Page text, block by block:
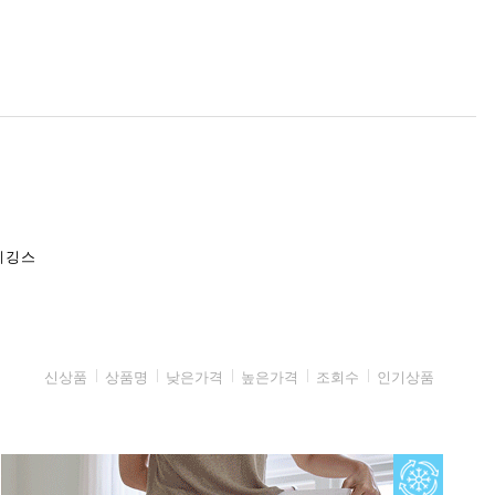
깅스
신상품 상품명 낮은가격 높은가격 조회수 인기상품